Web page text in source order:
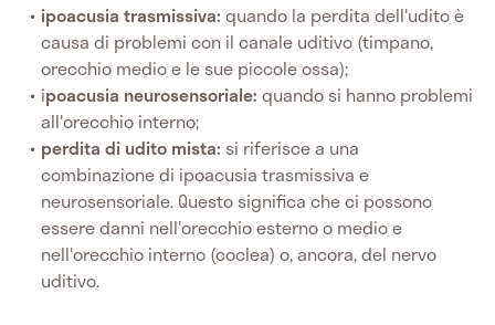
ipoacusia trasmissiva: quando la perdita dell'udito è
causa di problemi con il canale uditivo (timpano,
orecchio medio e le sue piccole ossa);
ipoacusia neurosensoriale: quando si hanno problemi
all'orecchio interno;
perdita di udito mista: si riferisce a una
combinazione di ipoacusia trasmissiva e
neurosensoriale. Questo significa che ci possono
essere danni nell'orecchio esterno o medio e
nell'orecchio interno (coclea) o, ancora, del nervo
uditivo.